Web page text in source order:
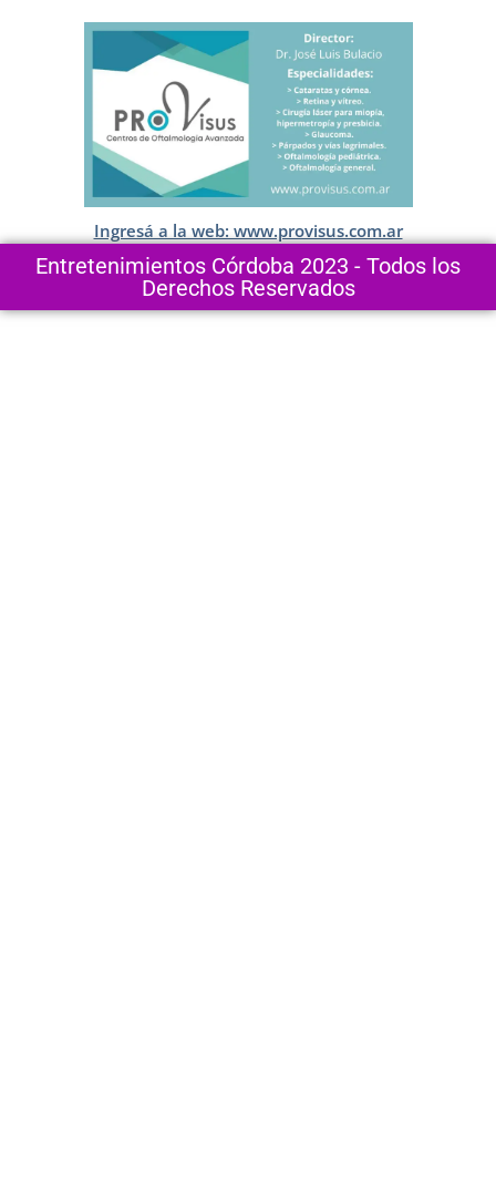
Ingresá a la web: www.provisus.com.ar
Entretenimientos Córdoba 2023 - Todos los
Derechos Reservados